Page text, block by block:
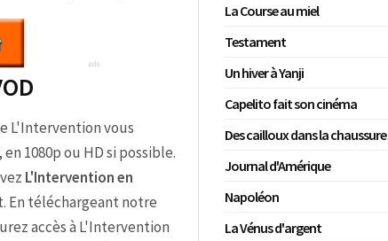
L'Intervention vous
1080p ou HD si possible.
L'Intervention en
téléchargeant notre
accès à L'Intervention
La Course au miel
Testament
Un hiver à Yanji
Capelito fait son cinéma
Des cailloux dans la chaussure
Journal d'Amérique
Napoléon
La Vénus d'argent